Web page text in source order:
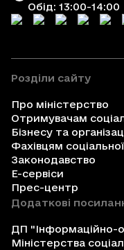
Обід: 13:00-14:00
Розділи сайту
Про міністерство
Отримувачам
Бізнесу та
Фахівцям
Законодавство
Е-сервіси
Прес-центр
Додаткові
ДП "Інформаційно-
Міністерства